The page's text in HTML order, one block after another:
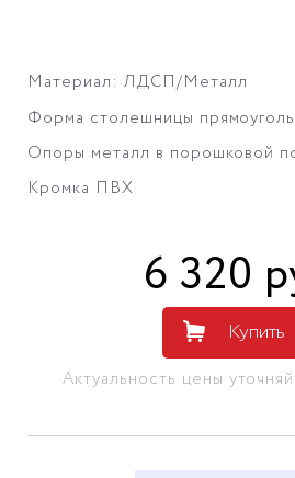
Материал: ЛДСП/Металл
Форма столешницы
Опоры металл в порошковой
Кромка ПВХ
6 320
Купить
Актуальность цены